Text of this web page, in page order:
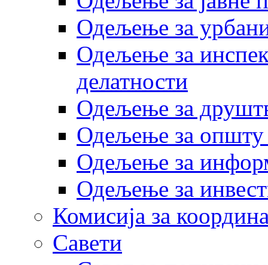
Одељење за
Одељење за
делатности
Одељење за
Одељење за општу
Одељење за
Одељење за
Комисија за
Савети